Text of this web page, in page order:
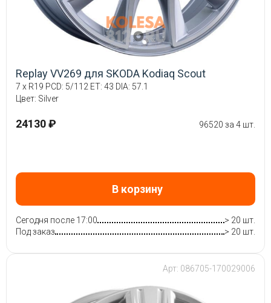
Replay VV269 для SKODA Kodiaq Scout
7 x R19 PCD: 5/112 ET: 43 DIA: 57.1
Цвет: Silver
24130 ₽ 96520 за 4 шт.
В корзину
Сегодня после 17:00
> 20 шт.
Под заказ
> 20 шт.
Арт: 086705-170029006